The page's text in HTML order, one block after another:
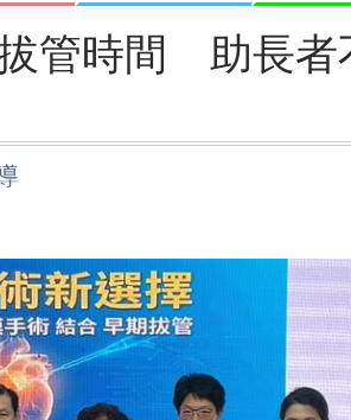
管時間 助長者